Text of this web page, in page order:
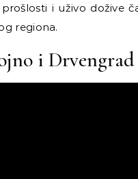
i uživo dožive
regiona.
i Drvengrad